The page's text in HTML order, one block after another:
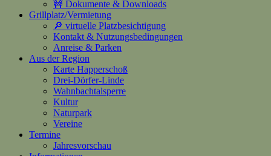
🚧 Dokumente & Downloads
Grillplatz/Vermietung
🔎 virtuelle Platzbesichtigung
Kontakt & Nutzungsbedingungen
Anreise & Parken
Aus der Region
Karte Happerschoß
Drei-Dörfer-Linde
Wahnbachtalsperre
Kultur
Naturpark
Vereine
Termine
Jahresvorschau